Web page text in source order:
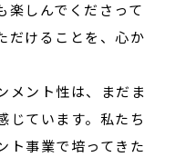
楽しんでくださって
だけることを、心か
メント性は、まだま
じています。私たち
ト事業で培ってきた